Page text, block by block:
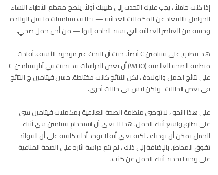
إذا كنت حاملاً ، يجب عليك التحدث إلى طبيبك أولاً. ينصح معظم الأطباء النساء
الحوامل بالابتعاد عن المكملات الغذائية — بخلاف فيتامينات ما قبل الولادة
وحفنة من العناصر الغذائية التي تشتد الحاجة إليها — من أجل حمل صحي.
هذا ينطبق على فيتامين C أيضاً ، حيث أن البحث غير موجود للأسف. أفادت
منظمة الصحة العالمية (WHO) أن بعض الدراسات قد بحثت في آثار فيتامين C
على نتائج الحمل والولادة ، لكن النتائج كانت مختلطة. حسن فيتامين ج النتائج
في بعض الحالات ، ولكن ليس في حالات أخرى.
على هذا النحو ، لا توصي منظمة الصحة العالمية بمكملات فيتامين سي
على نطاق واسع أثناء الحمل. هذا لا يعني أن استخدام فيتامين سي أثناء
الحمل يمكن أن يؤذيك ، لكنه يعني أنه لا توجد أدلة كافية على أن الفوائد
تفوق المخاطر. بالإضافة إلى ذلك ، لم تتم دراسة آثاره على الصحة المناعية
على وجه التحديد أثناء الحمل عن كثب.